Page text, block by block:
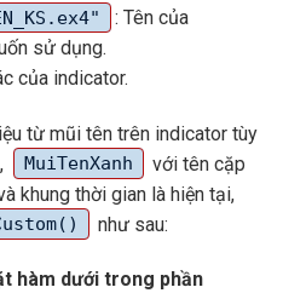
: Tên của
sử dụng.
của indicator.
từ mũi tên trên indicator tùy
, MuiTenXanh
với tên cặp
khung thời gian là hiện tại,
như sau:
hàm dưới trong phần